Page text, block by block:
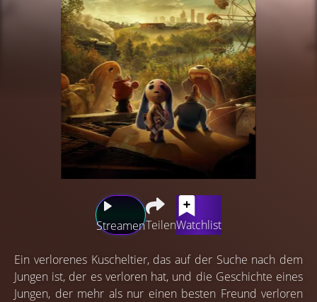
StreamenTeilenWatchlist
Ein verlorenes Kuscheltier, das auf der Suche nach dem
Jungen ist, der es verloren hat, und die Geschichte eines
Jungen, der mehr als nur einen besten Freund verloren